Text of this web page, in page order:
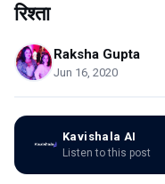
रिश्ता
Raksha Gupta
Jun 16, 2020
Kavishala AI
Listen to this post